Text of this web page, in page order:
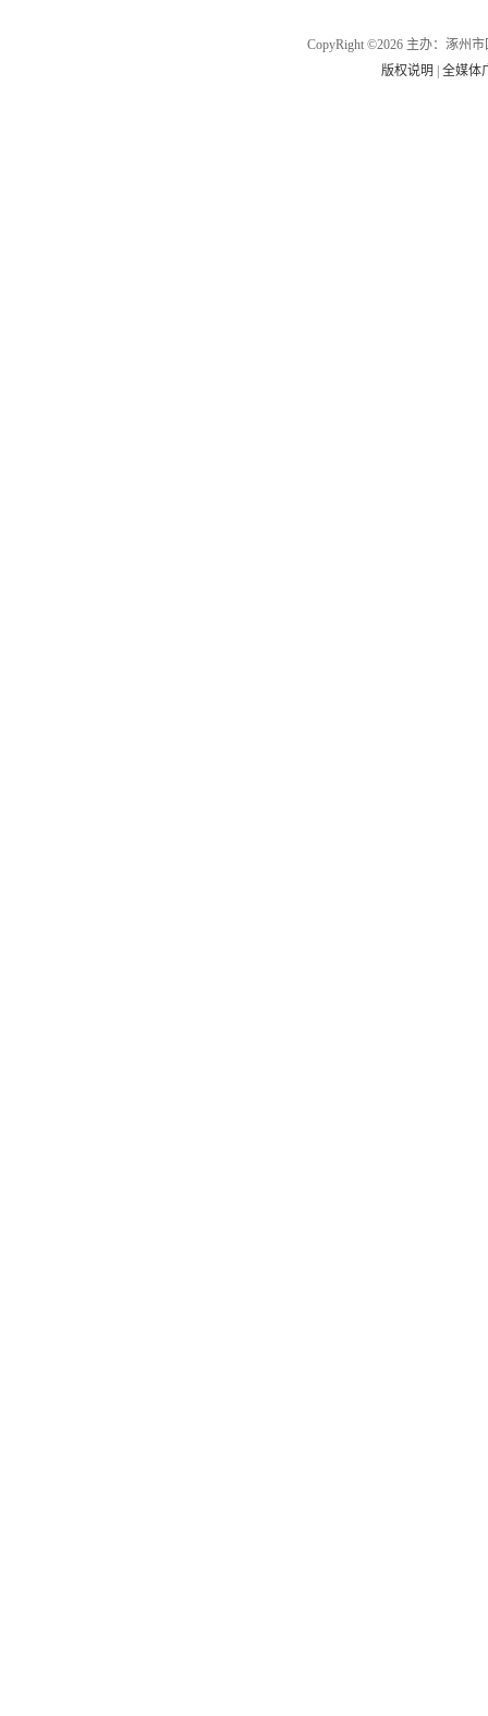
CopyRight ©2026 主办：涿州
版权说明
|全媒体